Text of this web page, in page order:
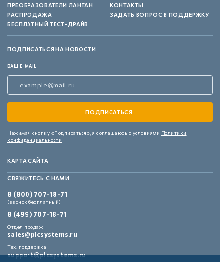
ПРЕОБРАЗОВАТЕЛИ ЛАНТАН
РАСПРОДАЖА
БЕСПЛАТНЫЙ ТЕСТ-ДРАЙВ
КОНТАКТЫ
ЗАДАТЬ ВОПРОС В ПОДДЕРЖКУ
ПОДПИСАТЬСЯ НА НОВОСТИ
ВАШ E-MAIL
Нажимая кнопку «Подписаться», я соглашаюсь с условиями Политики
конфиденциальности
КАРТА САЙТА
СВЯЖИТЕСЬ С НАМИ
8 (800) 707-18-71
(звонок бесплатный)
8 (499) 707-18-71
Отдел продаж
sales@plcsystems.ru
Тех. поддержка
support@plcsystems.ru